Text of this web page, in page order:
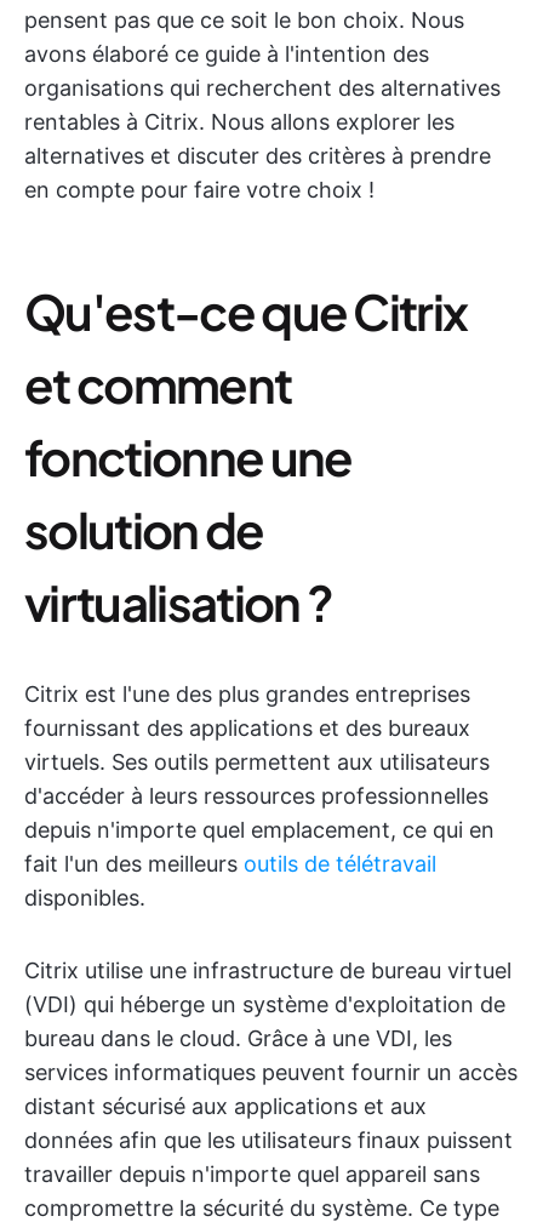
pensent pas que ce soit le bon choix. Nous
avons élaboré ce guide à l'intention des
organisations qui recherchent des alternatives
rentables à Citrix. Nous allons explorer les
alternatives et discuter des critères à prendre
en compte pour faire votre choix !
Qu'est-ce que Citrix
et comment
fonctionne une
solution de
virtualisation ?
Citrix est l'une des plus grandes entreprises
fournissant des applications et des bureaux
virtuels. Ses outils permettent aux utilisateurs
d'accéder à leurs ressources professionnelles
depuis n'importe quel emplacement, ce qui en
fait l'un des meilleurs outils de télétravail
disponibles.
Citrix utilise une infrastructure de bureau virtuel
(VDI) qui héberge un système d'exploitation de
bureau dans le cloud. Grâce à une VDI, les
services informatiques peuvent fournir un accès
distant sécurisé aux applications et aux
données afin que les utilisateurs finaux puissent
travailler depuis n'importe quel appareil sans
compromettre la sécurité du système. Ce type